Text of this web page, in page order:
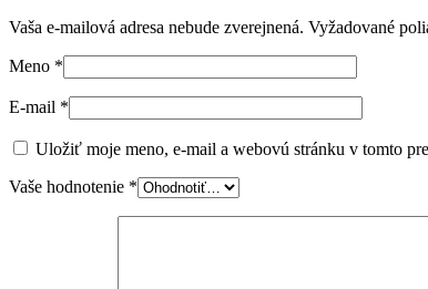
Vaša e-mailová adresa nebude zverejnená. Vyžadované
Meno *
E-mail *
Uložiť moje meno, e-mail a webovú stránku v tomto
Vaše hodnotenie *